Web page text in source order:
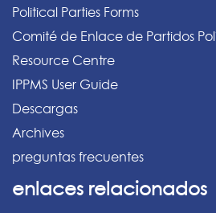
Political Parties Forms
Comité de Enlace de Partidos
Resource Centre
IPPMS User Guide
Descargas
Archives
preguntas frecuentes
enlaces relacionados